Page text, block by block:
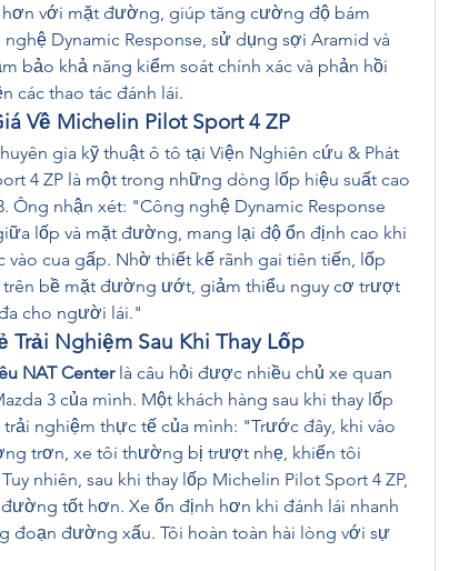
với mặt đường, giúp tăng cường độ bám
Dynamic Response, sử dụng sợi Aramid và
bảo khả năng kiểm soát chính xác và phản hồi
các thao tác đánh lái.
Về Michelin Pilot Sport 4 ZP
gia kỹ thuật ô tô tại Viện Nghiên cứu & Phát
4 ZP là một trong những dòng lốp hiệu suất cao
Ông nhận xét: "Công nghệ Dynamic Response
lốp và mặt đường, mang lại độ ổn định cao khi
cua gấp. Nhờ thiết kế rãnh gai tiên tiến, lốp
trên bề mặt đường ướt, giảm thiểu nguy cơ trượt
cho người lái."
Trải Nghiệm Sau Khi Thay Lốp
NAT Center là câu hỏi được nhiều chủ xe quan
3 của mình. Một khách hàng sau khi thay lốp
nghiệm thực tế của mình: "Trước đây, khi vào
trơn, xe tôi thường bị trượt nhẹ, khiến tôi
nhiên, sau khi thay lốp Michelin Pilot Sport 4 ZP,
tốt hơn. Xe ổn định hơn khi đánh lái nhanh
đoạn đường xấu. Tôi hoàn toàn hài lòng với sự